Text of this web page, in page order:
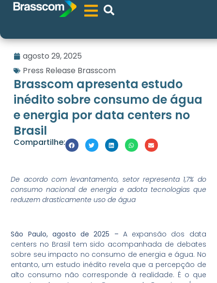
agosto 29, 2025
Press Release Brasscom
Brasscom apresenta estudo
inédito sobre consumo de água
e energia por data centers no
Brasil
Compartilhe:
De acordo com levantamento, setor representa 1,7% do
consumo nacional de energia e adota tecnologias que
reduzem drasticamente uso de água
São Paulo, agosto de 2025 – A expansão dos data
centers no Brasil tem sido acompanhada de debates
sobre seu impacto no consumo de energia e água. No
entanto, um estudo inédito revela que a percepção de
alto consumo não corresponde à realidade. É o que